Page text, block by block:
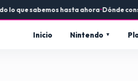
sabemos hasta ahora•Dónde conseguir
Inicio Nintendo